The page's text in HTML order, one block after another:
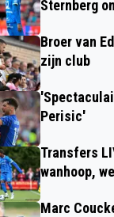
Sternberg
Broer van
zijn club
Perisic'
Transfers
wanhoop,
Marc